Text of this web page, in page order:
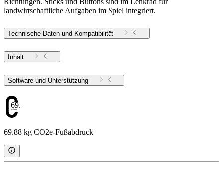
Richtungen. Sticks und Buttons sind im Lenkrad für
landwirtschaftliche Aufgaben im Spiel integriert.
Technische Daten und Kompatibilität
Inhalt
Software und Unterstützung
69.88
69.88 kg CO2e-Fußabdruck